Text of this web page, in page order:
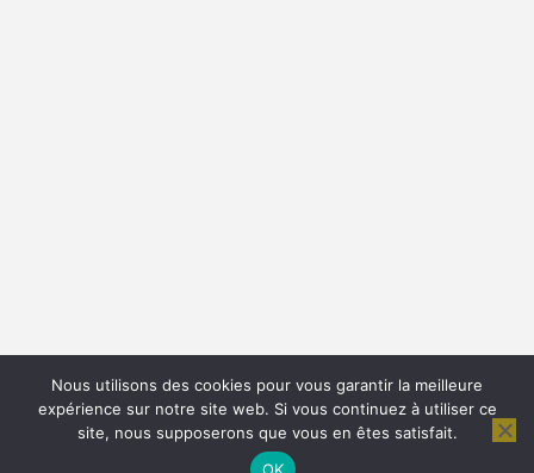
© 2026 - Citations Proverbes et Poésies. All Rights
Reserved.
Nous utilisons des cookies pour vous garantir la meilleure
expérience sur notre site web. Si vous continuez à utiliser ce
site, nous supposerons que vous en êtes satisfait.
OK